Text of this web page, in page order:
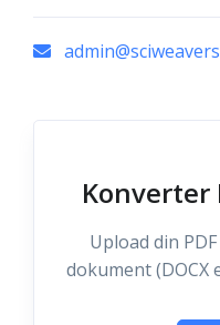
Konverter
Upload din
dokument (DOCX